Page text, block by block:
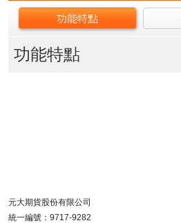
功能特點
功能特點
元大期貨股份有限公司
統一編號：9717-9282